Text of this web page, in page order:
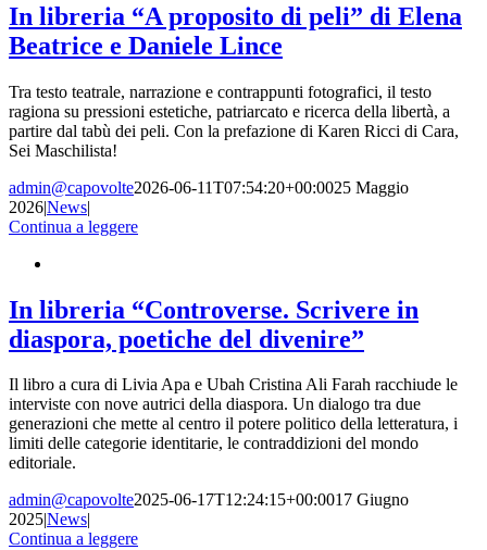
In libreria “A proposito di peli” di Elena
Beatrice e Daniele Lince
Tra testo teatrale, narrazione e contrappunti fotografici, il testo
ragiona su pressioni estetiche, patriarcato e ricerca della libertà, a
partire dal tabù dei peli. Con la prefazione di Karen Ricci di Cara,
Sei Maschilista!
admin@capovolte2026-06-11T07:54:20+00:0025 Maggio
2026|News|
Continua a leggere
In libreria “Controverse. Scrivere in
diaspora, poetiche del divenire”
Il libro a cura di Livia Apa e Ubah Cristina Ali Farah racchiude le
interviste con nove autrici della diaspora. Un dialogo tra due
generazioni che mette al centro il potere politico della letteratura, i
limiti delle categorie identitarie, le contraddizioni del mondo
editoriale.
admin@capovolte2025-06-17T12:24:15+00:0017 Giugno
2025|News|
Continua a leggere